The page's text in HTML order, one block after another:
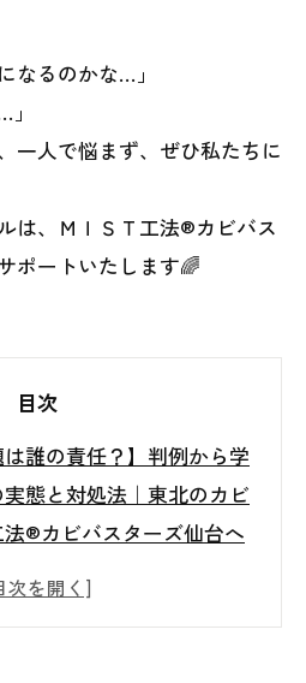
なるのかな…」
一人で悩まず、ぜひ私たちに
は、ＭＩＳＴ工法®カビバス
ポートいたします🌈
目次
は誰の責任？】判例から学
態と対処法｜東北のカビ
®カビバスターズ仙台へ
ビトラブルとは？判例か